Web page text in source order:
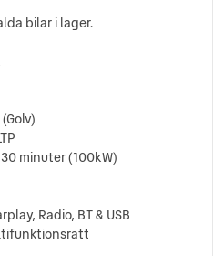
spinnsystem
bilar i lager.
minuter (100kW)
Radio, BT & USB